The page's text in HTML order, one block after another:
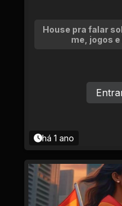
House pra falar
me, jogos e
há 1 ano